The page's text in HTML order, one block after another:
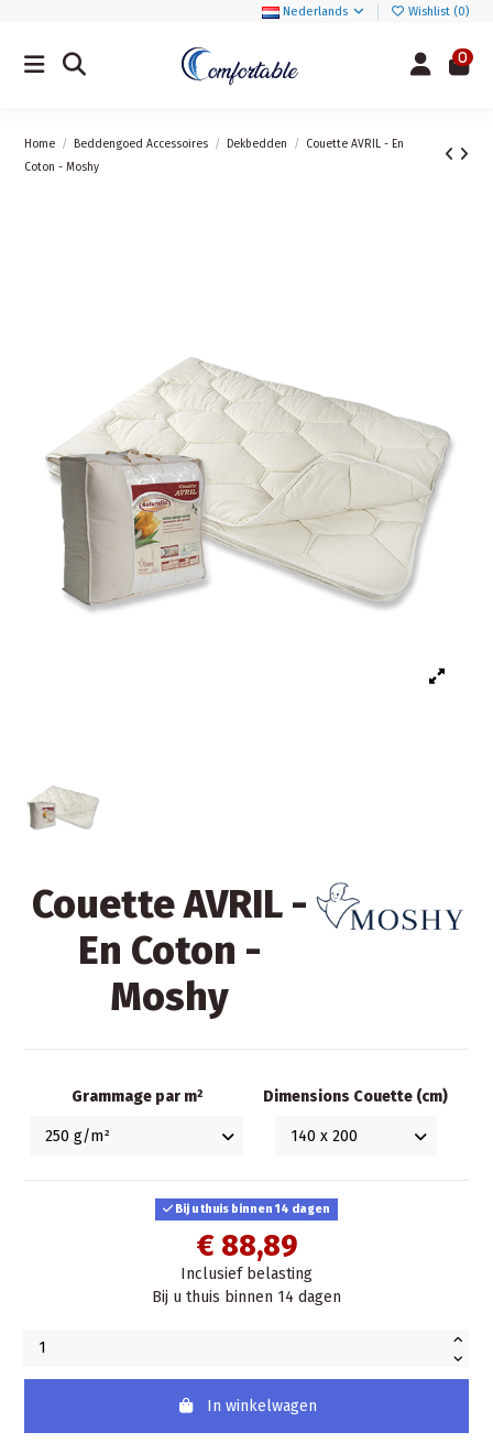
Nederlands Wishlist (0)
0
Home Beddengoed Accessoires Dekbedden
Couette AVRIL - En
Coton - Moshy
Couette AVRIL -
En Coton -
Moshy
Grammage par m² Dimensions Couette (cm)
Bij u thuis binnen 14 dagen
€ 88,89
Inclusief belasting
Bij u thuis binnen 14 dagen
In winkelwagen